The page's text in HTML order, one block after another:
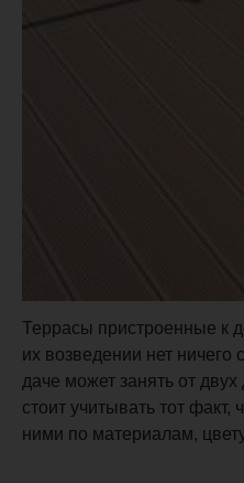
Террасы пристроенные к
их возведении нет ничего
даче может занять от
стоит учитывать тот
ними по материалам,